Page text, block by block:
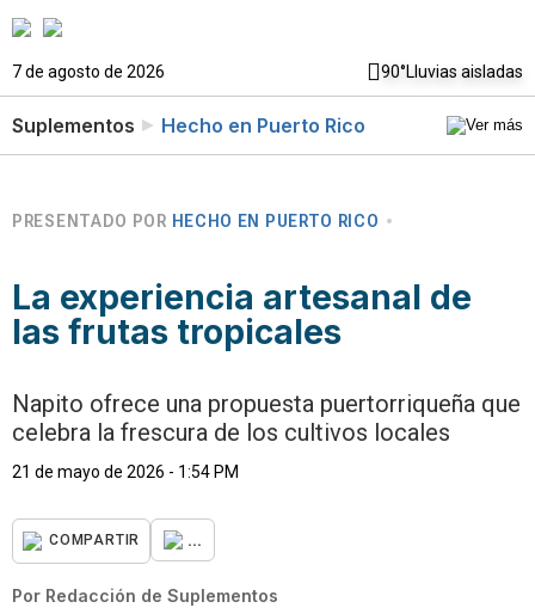
7 de agosto de 2026 90°Lluvias aisladas
Suplementos Hecho en Puerto Rico
PRESENTADO POR HECHO EN PUERTO RICO
La experiencia artesanal de
las frutas tropicales
Napito ofrece una propuesta puertorriqueña que
celebra la frescura de los cultivos locales
21 de mayo de 2026 - 1:54 PM
COMPARTIR ...
Por Redacción de Suplementos